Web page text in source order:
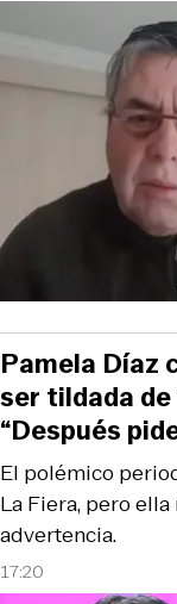
17:20
El polémico
La Fiera, pero
advertencia.
Pamela Díaz
ser tildada de
“Después